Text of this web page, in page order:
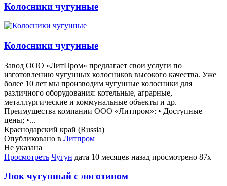
Колосники чугунные
Колосники чугунные
Завод ООО «ЛитПром» предлагает свои услуги по
изготовлению чугунных колосников высокого качества. Уже
более 10 лет мы производим чугунные колосники для
различного оборудования: котельные, аграрные,
металлургические и коммунальные объекты и др.
Преимущества компании ООО «Литпром»: • Доступные
цены; •...
Краснодарский край (Russia)
Опубликовано в Литпром
Не указана
Просмотреть Чугун дата 10 месяцев назад просмотрено 87x
Люк чугунный с логотипом